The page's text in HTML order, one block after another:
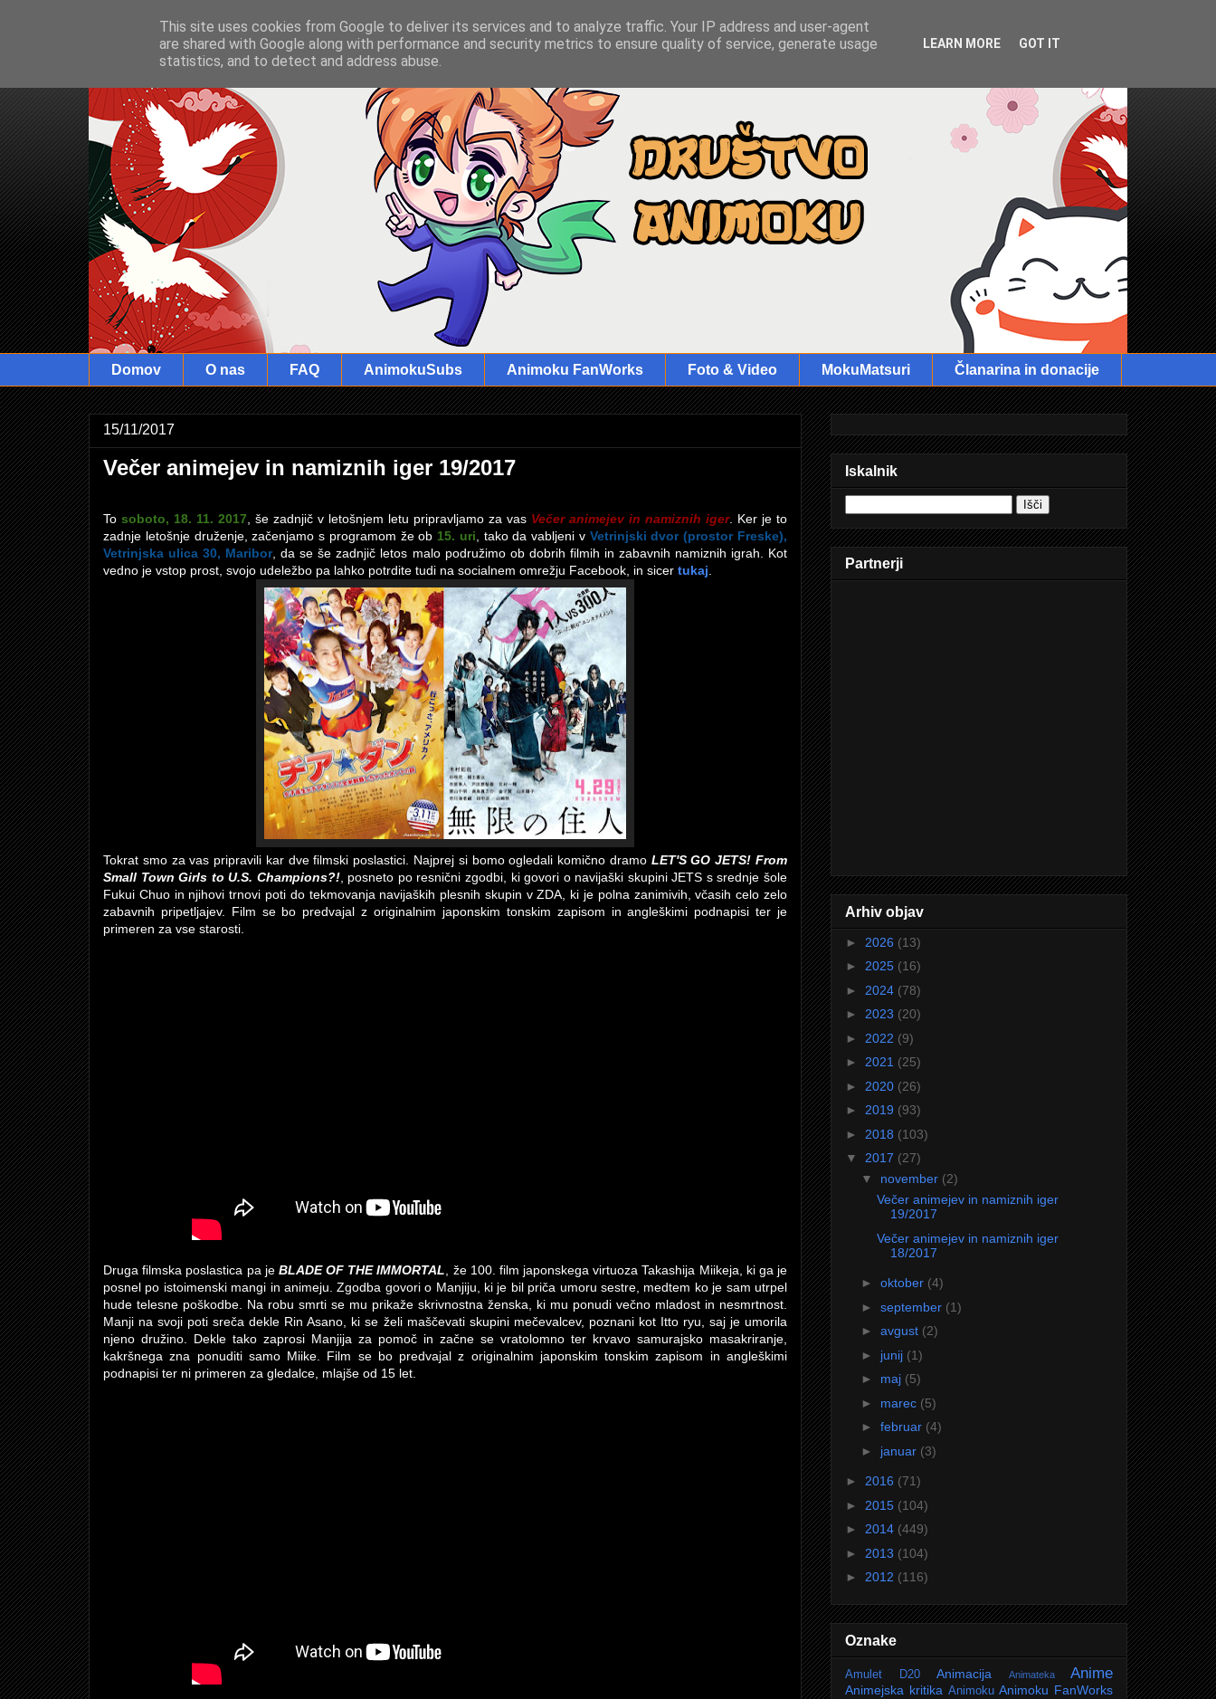
Domov O nas FAQ AnimokuSubs Animoku FanWorks Foto & Video MokuMatsuri Članarina in donacije
15/11/2017
Večer animejev in namiznih iger 19/2017
To soboto, 18. 11. 2017 , še zadnjič v letošnjem letu pripravljamo za vas Večer animejev in namiznih iger. Ker je to
zadnje letošnje druženje, začenjamo s programom že ob 15. uri , tako da vabljeni v Vetrinjski dvor (prostor Freske),
Vetrinjska ulica 30, Maribor, da se še zadnjič letos malo podružimo ob dobrih filmih in zabavnih namiznih igrah. Kot
vedno je vstop prost, svojo udeležbo pa lahko potrdite tudi na socialnem omrežju Facebook, in sicer tukaj
Tokrat smo za vas pripravili kar dve filmski poslastici. Najprej si bomo ogledali komično dramo LET'S GO JETS! From
Small Town Girls to U.S. Champions?!, posneto po resnični zgodbi, ki govori o navijaški skupini JETS s srednje šole
Fukui Chuo in njihovi trnovi poti do tekmovanja navijaških plesnih skupin v ZDA, ki je polna zanimivih, včasih celo zelo
zabavnih pripetljajev. Film se bo predvajal z originalnim japonskim tonskim zapisom in angleškimi podnapisi ter je
primeren za vse starosti.
Druga filmska poslastica pa je BLADE OF THE IMMORTAL , že 100. film japonskega virtuoza Takashija Miikeja, ki ga je
posnel po istoimenski mangi in animeju. Zgodba govori o Manjiju, ki je bil priča umoru sestre, medtem ko je sam utrpel
hude telesne poškodbe. Na robu smrti se mu prikaže skrivnostna ženska, ki mu ponudi večno mladost in nesmrtnost.
Manji na svoji poti sreča dekle Rin Asano, ki se želi maščevati skupini mečevalcev, poznani kot Itto ryu, saj je umorila
njeno družino. Dekle tako zaprosi Manjija za pomoč in začne se vratolomno ter krvavo samurajsko masakriranje,
kakršnega zna ponuditi samo Miike. Film se bo predvajal z originalnim japonskim tonskim zapisom in angleškimi
podnapisi ter ni primeren za gledalce, mlajše od 15 let.
Iskalnik
Partnerji
Arhiv objav
► 2026 (13)
► 2025 (16)
► 2024 (78)
► 2023 (20)
► 2022 (9)
► 2021 (25)
► 2020 (26)
► 2019 (93)
► 2018 (103)
▼ 2017 (27)
▼ november (2)
Večer animejev in namiznih iger
19/2017
Večer animejev in namiznih iger
18/2017
► oktober (4)
► september (1)
► avgust (2)
► junij (1)
► maj (5)
► marec (5)
► februar (4)
► januar (3)
► 2016 (71)
► 2015 (104)
► 2014 (449)
► 2013 (104)
► 2012 (116)
Oznake
Amulet D20 Animacija Animateka Anime
Animejska kritika Animoku Animoku FanWorks
This site uses cookies from Google to deliver its services and to analyze traffic. Your IP address and user-agent
are shared with Google along with performance and security metrics to ensure quality of service, generate usage
statistics, and to detect and address abuse.
LEARN MORE GOT IT